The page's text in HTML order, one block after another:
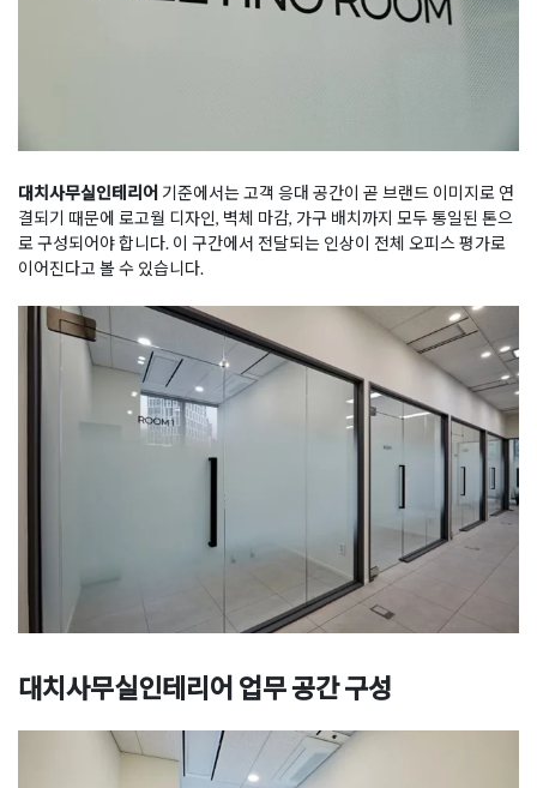
대치사무실인테리어 기준에서는 고객 응대 공간이 곧 브랜드 이미지로 연
결되기 때문에 로고월 디자인, 벽체 마감, 가구 배치까지 모두 통일된 톤으
로 구성되어야 합니다. 이 구간에서 전달되는 인상이 전체 오피스 평가로
이어진다고 볼 수 있습니다.
대치사무실인테리어 업무 공간 구성